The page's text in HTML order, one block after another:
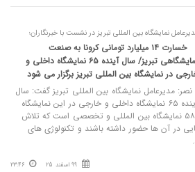
نمایشگاه بین المللی تبریز در نشست با خبرنگاران؛
خسارت ۱۴ میلیارد تومانی کرونا به صنعت
نمایشگاهی تبریز/ سال آینده ۶۵ نمایشگاه داخلی و
در نمایشگاه بین المللی تبریز برگزار می شود
نصر: مدیرعامل نمایشگاه بین المللی تبریز گفت: سال
آینده ۶۵ نمایشگاه داخلی و خارجی در این نمایشگاه
برگزار می شود که از این تعداد ۵۸ نمایشگاه بین المللی و تخصصی است که تلاش
در آن ها حضور داشته باشند و تکنولوژی های
99 اسفند 25 23:46